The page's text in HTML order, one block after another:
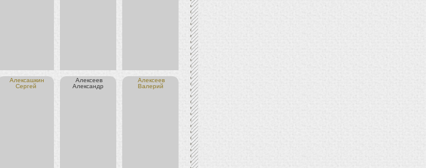
Алексашкин
Сергей
Алексеев
Александр
Алексеев
Валерий